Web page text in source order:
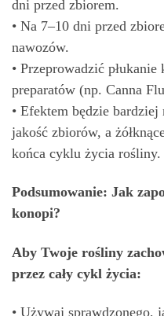
dni przed zbiorem.
• Na 7–10 dni przed
nawozów.
• Przeprowadzić
preparatów (np. Canna
• Efektem będzie
jakość zbiorów, a
końca cyklu życia rośliny.
Podsumowanie: Jak
konopi?
Aby Twoje rośliny
przez cały cykl życia:
• Używaj sprawdzonego,